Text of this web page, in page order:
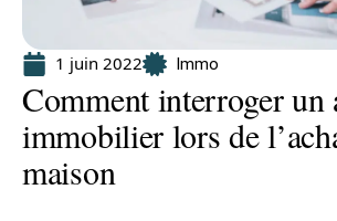
1 juin 2022 Immo
Comment interroger un
immobilier lors de
maison